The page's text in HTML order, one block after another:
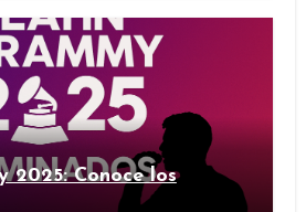
2025: Conoce los